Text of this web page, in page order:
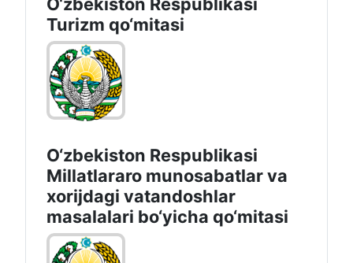
O‘zbekiston Respublikasi
Turizm qo‘mitasi
O‘zbekiston Respublikasi
Millatlararo munosabatlar va
xorijdagi vatandoshlar
masalalari bo‘yicha qo‘mitasi